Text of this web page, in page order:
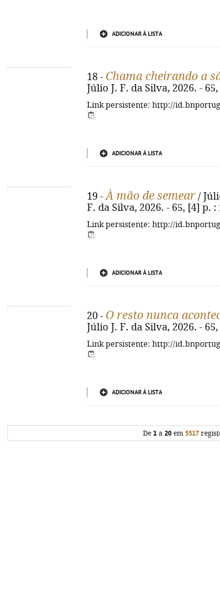
ADICIONAR À LISTA
18 - Chama cheirando a
Júlio J. F. da Silva, 2026. -
Link persistente: http://
ADICIONAR À LISTA
19 -À mão de semear /
F. da Silva, 2026. - 65, [4] p.
Link persistente: http://
ADICIONAR À LISTA
20 - O resto nunca
Júlio J. F. da Silva, 2026. -
Link persistente: http://
ADICIONAR À LISTA
De 1a 20em 5517